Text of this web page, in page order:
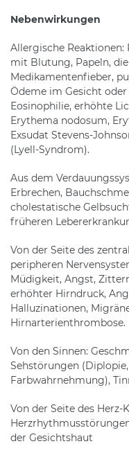
Nebenwirkungen
Allergische
mit Blutung, Papeln,
Medikamentenfieber,
Ödeme im Gesicht
Eosinophilie, erhöhte
Erythema nodosum,
Exsudat Stevens-
(Lyell-Syndrom).
Aus dem
Erbrechen,
cholestatische
früheren
Von der Seite des
peripheren
Müdigkeit, Angst,
erhöhter Hirndruck,
Halluzinationen,
Hirnarterienthrombose.
Von den Sinnen:
Sehstörungen
Farbwahrnehmung),
Von der Seite des Herz-
der Gesichtshaut